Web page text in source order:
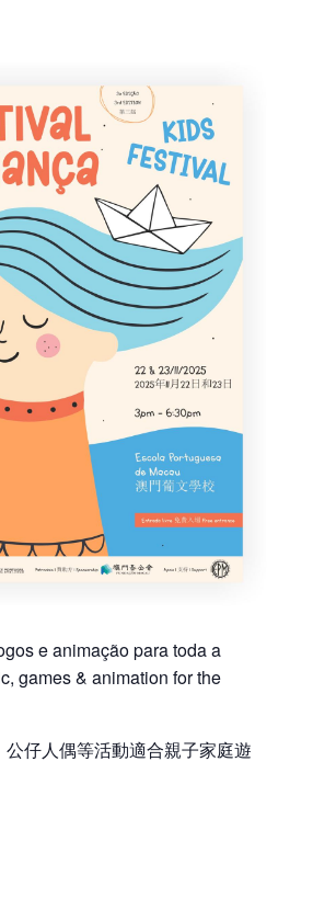
e animação para toda a
games & animation for the
仔人偶等活動適合親子家庭遊